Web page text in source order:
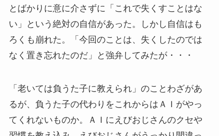
とばかりに意に介さずに「これで失くすことはな
い」という絶対の自信があった。しかし自信はも
ろくも崩れた。「今回のことは、失くしたのでは
なく置き忘れたのだ」と強弁してみたが・・・
「老いては負うた子に教えられ」のことわざがあ
るが、負うた子の代わりをこれからはＡＩがやっ
てくれないものか。ＡＩにえびおじさんのクセや